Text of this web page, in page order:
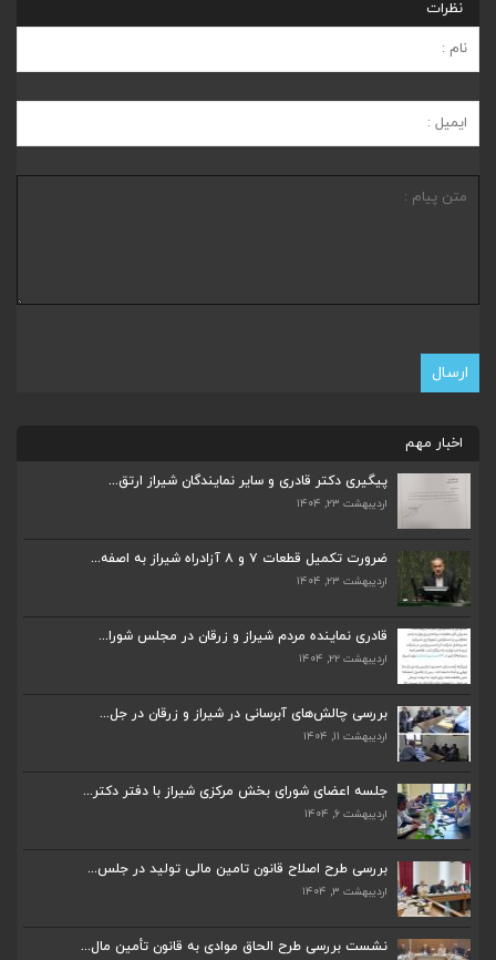
نظرات
اخبار مهم
پیگیری دکتر قادری و سایر نمایندگان شیراز ارتق...
اردیبهشت ۲۳, ۱۴۰۴
ضرورت تکمیل قطعات ۷ و ۸ آزادراه شیراز به اصفه...
اردیبهشت ۲۳, ۱۴۰۴
قادری نماینده مردم شیراز و زرقان در مجلس شورا...
اردیبهشت ۲۲, ۱۴۰۴
بررسی چالش‌های آبرسانی در شیراز و زرقان در جل...
اردیبهشت ۱۱, ۱۴۰۴
جلسه اعضای شورای بخش مرکزی شیراز با دفتر دکتر...
اردیبهشت ۶, ۱۴۰۴
بررسی طرح اصلاح قانون تامین مالی تولید در جلس...
اردیبهشت ۳, ۱۴۰۴
نشست بررسی طرح الحاق موادی به قانون تأمین مال...
ضرورت تکمیل قطعات ۷ و ۸ آزادراه شیراز به اصفه...
قادری نماینده مردم شیراز و زرقان در مجلس شورا...
بررسی چالش‌های آبرسانی در شیراز و زرقان در جل...
جلسه اعضای شورای بخش مرکزی شیراز با دفتر دکتر...
اردیبهشت ۶, ۱۴۰۴
پیگیری دکتر قادری و سایر نمایندگان شیراز ارتق...
اردیبهشت ۲۳, ۱۴۰۴